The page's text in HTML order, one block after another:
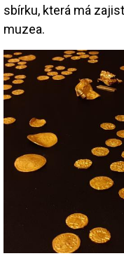
sbírku, která má
muzea.
Image